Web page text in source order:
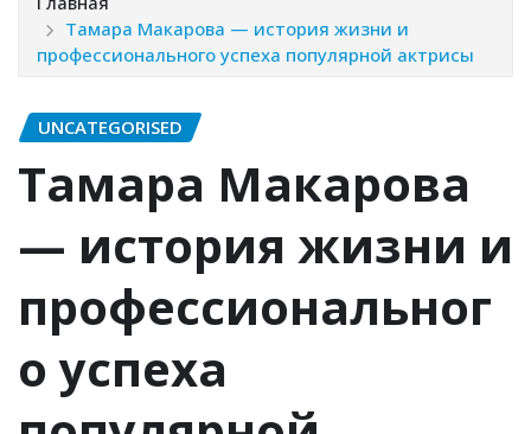
Тамара Макарова — история жизни и
профессионального успеха популярной актрисы
UNCATEGORISED
Тамара Макарова
— история жизни и
профессиональног
о успеха